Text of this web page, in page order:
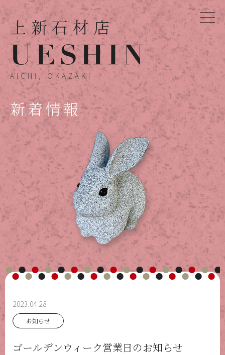
上新石材店
AICHI, OKAZAKI
新着情報
2023.04.28
お知らせ
ゴールデンウィーク営業日のお知らせ